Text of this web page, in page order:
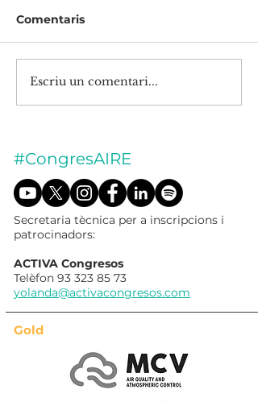
Mobilitat i qualitat de
l'aire
Comentaris
Escriu un comentari...
#CongresAIRE
Secretaria tècnica per a inscripcions i
patrocinadors:
ACTIVA Congresos
Telèfon 93 323 85 73
yolanda@activacongresos.com
Gold